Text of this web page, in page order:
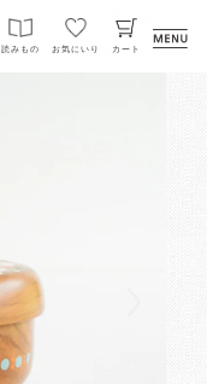
読みもの お気にいり カート